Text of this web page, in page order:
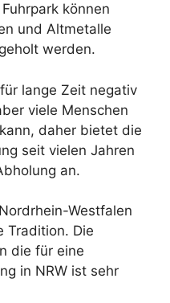
können
und Altmetalle
werden.
lange Zeit negativ
viele Menschen
daher bietet die
seit vielen Jahren
an.
Westfalen
Tradition. Die
die für eine
in NRW ist sehr